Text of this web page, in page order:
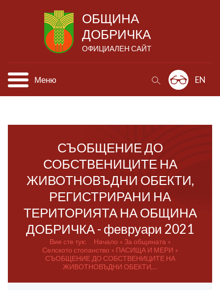
ОБЩИНА
ДОБРИЧКА
ОФИЦИАЛЕН САЙТ
Меню EN
СЪОБЩЕНИЕ ДО
СОБСТВЕНИЦИТЕ НА
ЖИВОТНОВЪДНИ ОБЕКТИ,
РЕГИСТРИРАНИ НА
ТЕРИТОРИЯТА НА ОБЩИНА
ДОБРИЧКА - февруари 2021
Вие сте тук: Начало
За общината
Селското стопанство
ПАСИЩА И МЕРИ
СЪОБЩЕНИЕ ДО СОБСТВЕНИЦИТЕ НА
ЖИВОТНОВЪДНИ ОБЕКТИ,...